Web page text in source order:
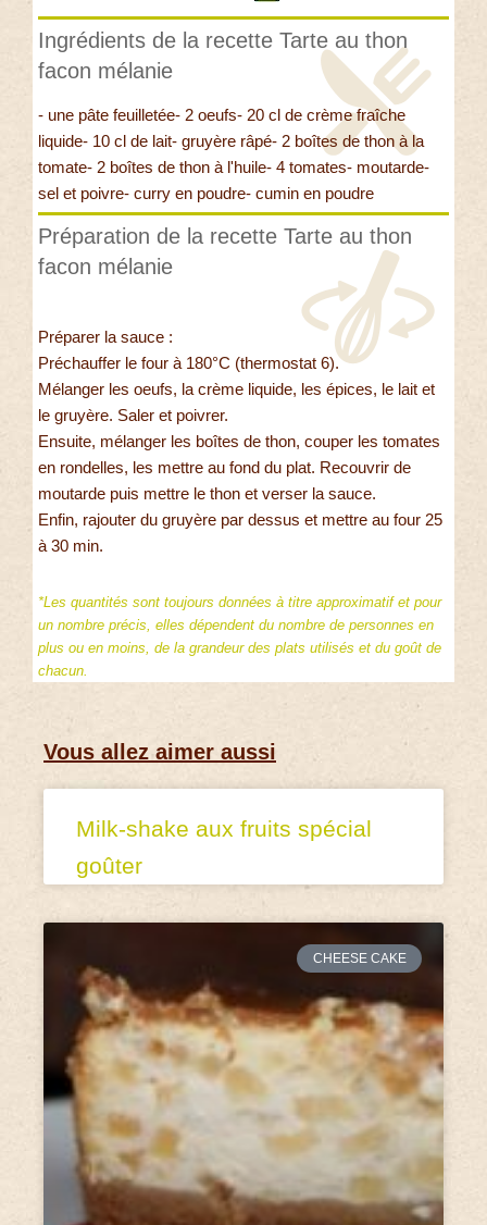
Ingrédients de la recette Tarte au thon
facon mélanie
- une pâte feuilletée- 2 oeufs- 20 cl de crème fraîche
liquide- 10 cl de lait- gruyère râpé- 2 boîtes de thon à la
tomate- 2 boîtes de thon à l'huile- 4 tomates- moutarde-
sel et poivre- curry en poudre- cumin en poudre
Préparation de la recette Tarte au thon
facon mélanie
Préparer la sauce :
Préchauffer le four à 180°C (thermostat 6).
Mélanger les oeufs, la crème liquide, les épices, le lait et
le gruyère. Saler et poivrer.
Ensuite, mélanger les boîtes de thon, couper les tomates
en rondelles, les mettre au fond du plat. Recouvrir de
moutarde puis mettre le thon et verser la sauce.
Enfin, rajouter du gruyère par dessus et mettre au four 25
à 30 min.
*Les quantités sont toujours données à titre approximatif et pour
un nombre précis, elles dépendent du nombre de personnes en
plus ou en moins, de la grandeur des plats utilisés et du goût de
chacun.
Vous allez aimer aussi
Milk-shake aux fruits spécial
goûter
CHEESE CAKE